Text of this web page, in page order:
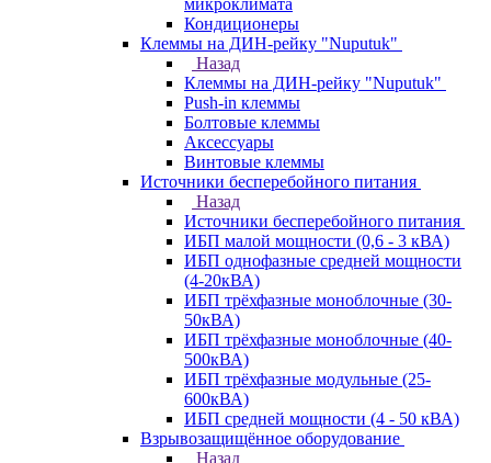
микроклимата
Кондиционеры
Клеммы на ДИН-рейку "Nuputuk"
Назад
Клеммы на ДИН-рейку "Nuputuk"
Push-in клеммы
Болтовые клеммы
Аксессуары
Винтовые клеммы
Источники бесперебойного питания
Назад
Источники бесперебойного питания
ИБП малой мощности (0,6 - 3 кВА)
ИБП однофазные средней мощности
(4-20кВА)
ИБП трёхфазные моноблочные (30-
50кВА)
ИБП трёхфазные моноблочные (40-
500кВА)
ИБП трёхфазные модульные (25-
600кВА)
ИБП средней мощности (4 - 50 кВА)
Взрывозащищённое оборудование
Назад